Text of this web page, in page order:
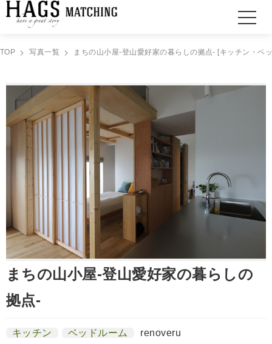
TOP 写真一覧 まちの山小屋‐登山愛好家の暮らしの拠点‐ [キッチン・ベ
まちの山小屋‐登山愛好家の暮らしの
拠点‐
キッチン ベッドルーム renoveru